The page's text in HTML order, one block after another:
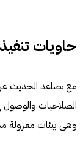
حاويات
وهي بيئات معزولة